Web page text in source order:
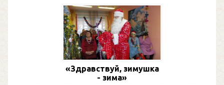
«Здравствуй, зимушка
- зима»